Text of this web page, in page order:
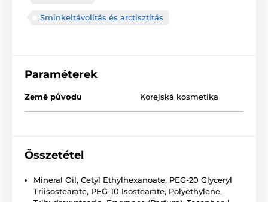
Sminkeltávolítás és arctisztítás
Paraméterek
Země původu Korejská kosmetika
Összetétel
Mineral Oil, Cetyl Ethylhexanoate, PEG-20 Glyceryl
Triisostearate, PEG-10 Isostearate, Polyethylene,